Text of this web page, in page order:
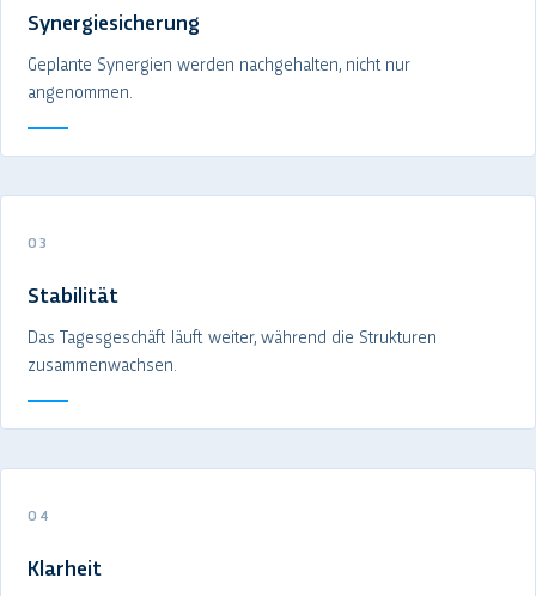
Synergiesicherung
Geplante Synergien werden nachgehalten, nicht nur
angenommen.
03
Stabilität
Das Tagesgeschäft läuft weiter, während die Strukturen
zusammenwachsen.
04
Klarheit